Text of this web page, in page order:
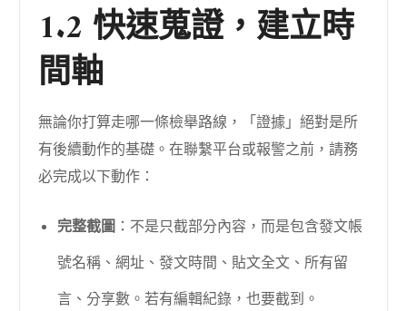
1.2 快速蒐證，建立時
間軸
無論你打算走哪一條檢舉路線，「證據」絕對是所
有後續動作的基礎。在聯繫平台或報警之前，請務
必完成以下動作：
完整截圖 ：不是只截部分內容，而是包含發文帳
號名稱、網址、發文時間、貼文全文、所有留
言、分享數。若有編輯紀錄，也要截到。